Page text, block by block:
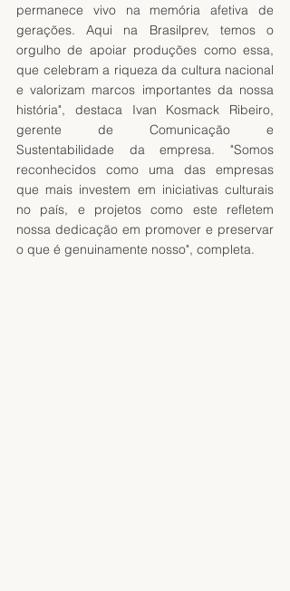
permanece vivo na memória afetiva de
gerações. Aqui na Brasilprev, temos o
orgulho de apoiar produções como essa,
que celebram a riqueza da cultura nacional
e valorizam marcos importantes da nossa
história", destaca Ivan Kosmack Ribeiro,
gerente de Comunicação e
Sustentabilidade da empresa. "Somos
reconhecidos como uma das empresas
que mais investem em iniciativas culturais
no país, e projetos como este refletem
nossa dedicação em promover e preservar
o que é genuinamente nosso", completa.